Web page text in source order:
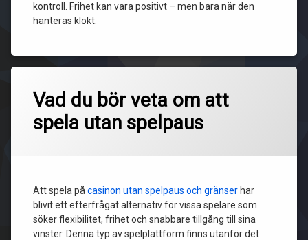
kontroll. Frihet kan vara positivt – men bara när den
hanteras klokt.
Vad du bör veta om att
spela utan spelpaus
Att spela på casinon utan spelpaus och gränser har
blivit ett efterfrågat alternativ för vissa spelare som
söker flexibilitet, frihet och snabbare tillgång till sina
vinster. Denna typ av spelplattform finns utanför det